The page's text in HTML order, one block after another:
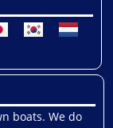
boats. We do